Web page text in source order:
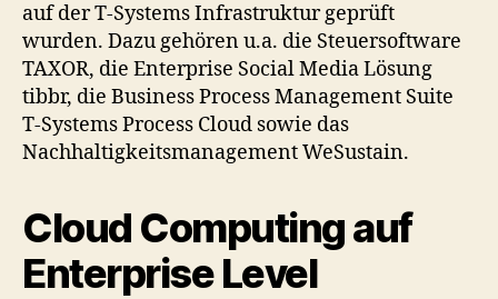
auf der T-Systems Infrastruktur geprüft
wurden. Dazu gehören u.a. die Steuersoftware
TAXOR, die Enterprise Social Media Lösung
tibbr, die Business Process Management Suite
T-Systems Process Cloud sowie das
Nachhaltigkeitsmanagement WeSustain.
Cloud Computing auf
Enterprise Level